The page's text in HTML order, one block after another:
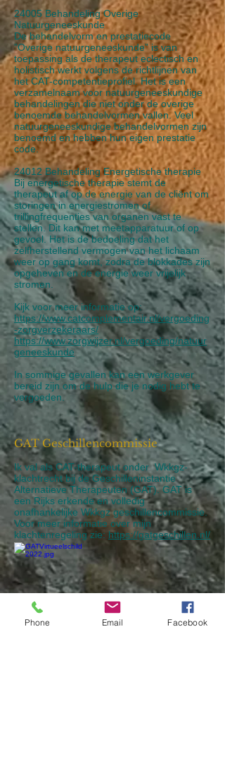
24005 Behandeling Overige
Natuurgeneeskunde
De behandelvorm en prestatiecode
”Overige natuurgeneeskunde” is van
toepassing als de therapeut eclectisch en
holistisch werkt volgens de richtlijnen van
het CAT-competentieprofiel. Het is een
verzamelnaam voor natuurgeneeskundige
behandelingen die niet onder de overige
benoemde behandelvormen vallen. Veel
natuurgeneeskundige behandelvormen zijn
benoemd en hebben hun eigen prestatie
code.
24012 Behandeling Energetische therapie
Bij energetische therapie stemt de
therapeut af op de energie van de cliënt om
storingen in energiestromen of
trillingfrequenties van organen vast te
stellen. Dit kan met meetapparatuur of op
gevoel. Het is de bedoeling dat het
zelfherstellend vermogen van het lichaam
weer op gang komt, zodra de blokkades zijn
opgeheven en de energie weer vrijelijk
stromen.
Kijk voor meer informatie op:
https://www.catcomplementair.nl/vergoeding
-zorgverzekeraars/
https://www.zorgwijzer.nl/vergoeding/natuur
geneeskunde
In sommige gevallen kan een werkgever
bereid zijn om de hulp die je nodig hebt te
vergoeden.
GAT Geschillencommissie
Ik val als CAT-therapeut onder Wkkgz-
klachtrecht bij de Geschilleninstantie
Alternatieve Therapeuten (GAT). GAT is
een Rijks erkende en volledig
onafhankelijke Wkkgz geschillencommissie.
Voor meer informatie over mijn
klachtenregeling zie: https://gatgeschillen.nl/
Phone Email Facebook